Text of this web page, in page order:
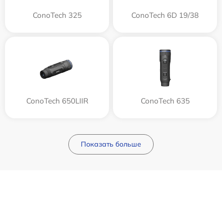
ConoTech 325 ConoTech 6D 19/38
ConoTech 650LIIR ConoTech 635
Показать больше